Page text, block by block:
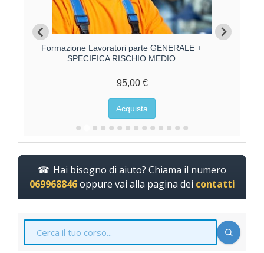
Formazione Lavoratori parte GENERALE +
SPECIFICA RISCHIO MEDIO
95,00 €
Acquista
Hai bisogno di aiuto? Chiama il numero
069968846oppure vai alla pagina dei contatti